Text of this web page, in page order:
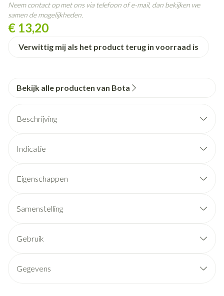
€ 13,20
Verwittig mij als het product terug in voorraad is
Neem contact op met ons via telefoon of e-mail, dan bekijken we
samen de mogelijkheden.
Bekijk alle producten van Bota
Beschrijving
Indicatie
Eigenschappen
Samenstelling
Gebruik
Gegevens